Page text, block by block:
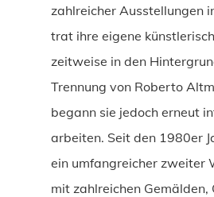
zahlreicher Ausstellungen
trat ihre eigene
zeitweise in den
Trennung von Roberto
begann sie jedoch erneut
arbeiten. Seit den 1980er
ein umfangreicher zweiter
mit zahlreichen Gemälden,